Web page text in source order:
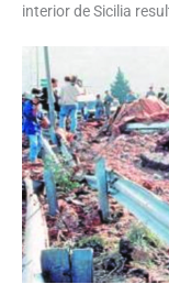
interior de Sicilia